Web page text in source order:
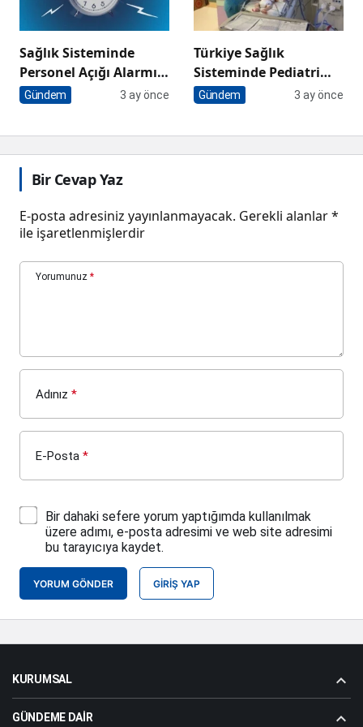
Sağlık Sisteminde
Personel Açığı Alarmı
Artan Hasta Yükü ve
Gündem 3 ay önce
Türkiye Sağlık
Sisteminde Pediatri
Alarmı: ‘Gelecekte
Bulamayacağız’
Gündem 3 ay önce
Bir Cevap Yaz
E-posta adresiniz yayınlanmayacak. Gerekli alanlar*
ile işaretlenmişlerdir
Yorumunuz *
Adınız *
E-Posta *
Bir dahaki sefere yorum yaptığımda kullanılmak
üzere adımı, e-posta adresimi ve web site adresimi
bu tarayıcıya kaydet.
YORUM GÖNDER GIRIŞ YAP
KURUMSAL
GÜNDEME DAIR